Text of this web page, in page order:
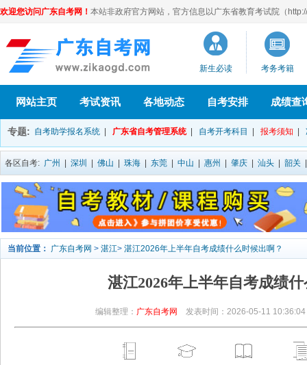
欢迎您访问广东自考网！ 本站非政府官方网站，官方信息以广东省教育考试院（
新生必读 考务考籍
网站主页 考试资讯 各地动态 自考安排 成绩查
专题: 自考助学报名系统 广东省自考管理系统 自考开考科目 报考须知
各区自考: 广州 深圳 佛山 珠海 东莞 中山 惠州 肇庆 汕头 韶关
当前位置： 广东自考网 > 湛江> 湛江2026年上半年自考成绩什么时候出啊？
湛江2026年上半年自考成绩
编辑整理： 广东自考网 发表时间：2026-05-11 10:36:04